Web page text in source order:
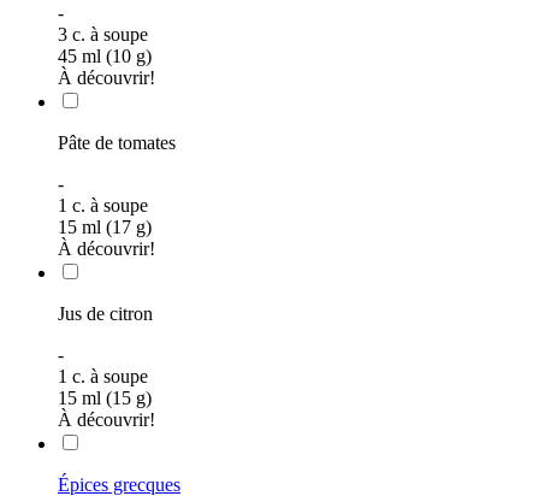
-
3 c. à soupe
45 ml (10 g)
À découvrir!
Pâte de tomates
-
1 c. à soupe
15 ml (17 g)
À découvrir!
Jus de citron
-
1 c. à soupe
15 ml (15 g)
À découvrir!
Épices grecques